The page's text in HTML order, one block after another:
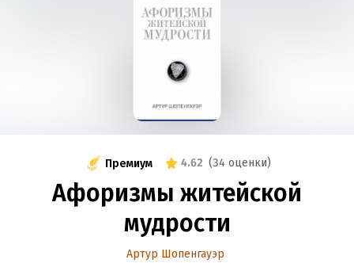
Премиум 4.62 (34 оценки)
Афоризмы житейской
мудрости
Артур Шопенгауэр